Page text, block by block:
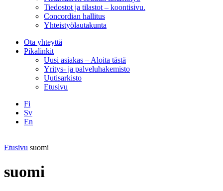
Tiedostot ja tilastot – koontisivu.
Concordian hallitus
Yhteistyölautakunta
Ota yhteyttä
Pikalinkit
Uusi asiakas – Aloita tästä
Yritys- ja palveluhakemisto
Uutisarkisto
Etusivu
Fi
Sv
En
Etusivu suomi
suomi